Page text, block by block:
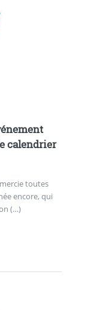
calendrier
toutes
encore, qui
(…)